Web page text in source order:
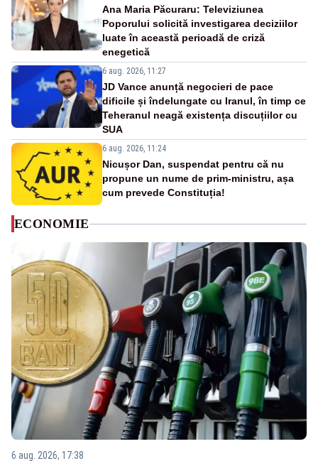
Ana Maria Păcuraru: Televiziunea
Poporului solicită investigarea deciziilor
luate în această perioadă de criză
enegetică
6 aug. 2026, 11:27
JD Vance anunță negocieri de pace
dificile și îndelungate cu Iranul, în timp ce
Teheranul neagă existența discuțiilor cu
SUA
6 aug. 2026, 11:24
Nicușor Dan, suspendat pentru că nu
propune un nume de prim-ministru, așa
cum prevede Constituția!
ECONOMIE
6 aug. 2026, 17:38